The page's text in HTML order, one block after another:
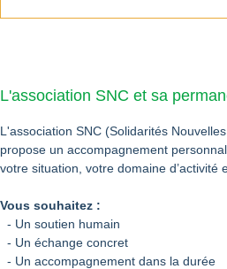
L'association SNC et sa
L'association SNC (Solidarités
propose un accompagnement
votre situation, votre domaine d’activité
Vous souhaitez :
- Un soutien
- Un échange
- Un accompagnement dans la